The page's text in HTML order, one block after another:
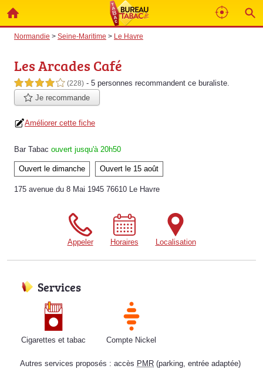
Normandie > Seine-Maritime > Le Havre
Les Arcades Café
4,0 étoiles sur 5 (228) - 5 personnes recommandent ce buraliste.
Je recommande
Améliorer cette fiche
Bar Tabac ouvert jusqu'à 20h50
Ouvert le dimanche Ouvert le 15 août
175 avenue du 8 Mai 1945 76610 Le Havre
Appeler Horaires Localisation
Services
Cigarettes et tabac Compte Nickel
Autres services proposés : accès PMR (parking, entrée adaptée)